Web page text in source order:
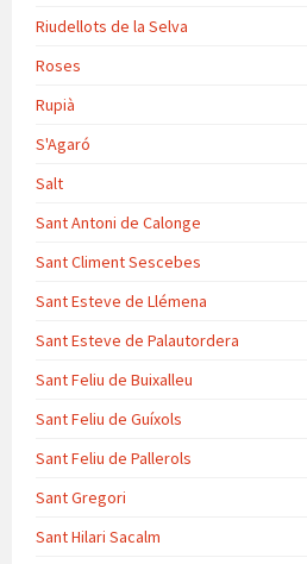
Riudellots de la Selva
Roses
Rupià
S'Agaró
Salt
Sant Antoni de Calonge
Sant Climent Sescebes
Sant Esteve de Llémena
Sant Esteve de Palautordera
Sant Feliu de Buixalleu
Sant Feliu de Guíxols
Sant Feliu de Pallerols
Sant Gregori
Sant Hilari Sacalm